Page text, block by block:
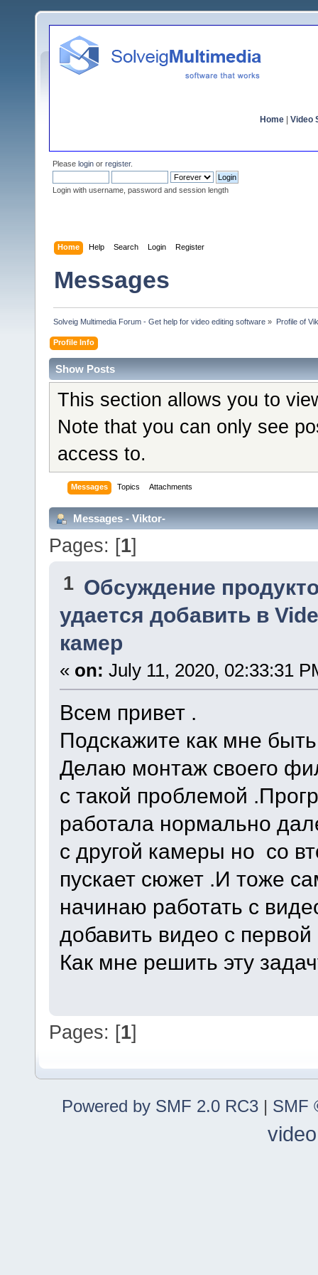
Home Video
Please login or register.
Login with username, password and session length
Home Help Search Login Register
Messages
Solveig Multimedia Forum - Get help for video editing software » Profile of
Profile Info
Show Posts
This section allows you to
Note that you can only see
access to.
Messages Topics Attachments
Messages - Viktor-
Pages: [1]
1 Обсуждение
удается добавить в
камер
« on: July 11, 2020, 02:33:31
Всем привет .
Подскажите как мне
Делаю монтаж своего
с такой проблемой
работала нормально
с другой камеры но со
пускает сюжет .И тоже
начинаю работать с
добавить видео с
Как мне решить эту
Pages: [1]
Powered by SMF 2.0 RC3 | SMF